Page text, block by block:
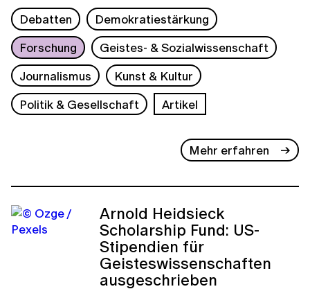
Debatten
Demokratiestärkung
Forschung
Geistes- & Sozialwissenschaft
Journalismus
Kunst & Kultur
Politik & Gesellschaft
Artikel
Mehr erfahren
Arnold Heidsieck
Scholarship Fund: US-
Stipendien für
Geisteswissenschaften
ausgeschrieben